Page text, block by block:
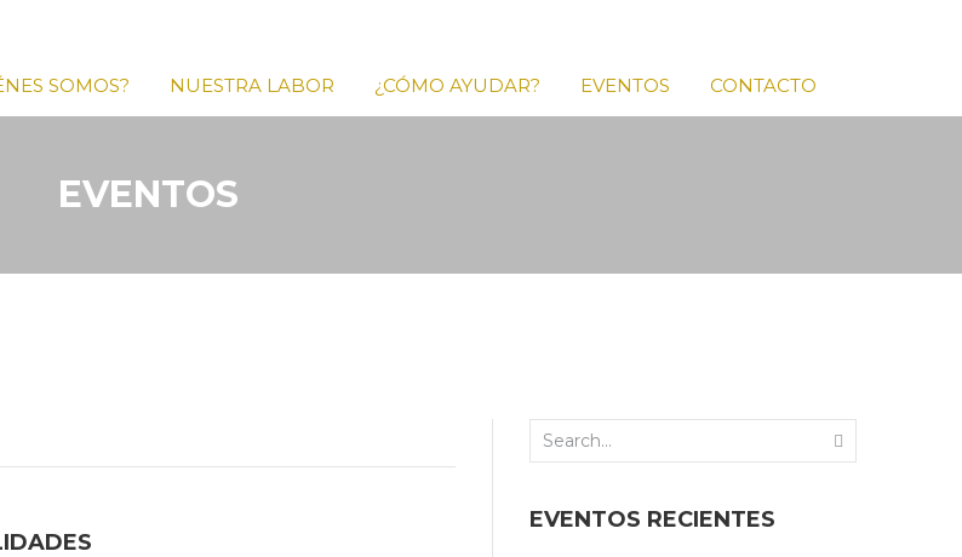
SOMOS? NUESTRA LABOR ¿CÓMO AYUDAR? EVENTOS CONTACTO
EVENTOS
EVENTOS RECIENTES